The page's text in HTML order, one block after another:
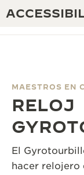
GARANTÍA
THE
INGENIO:
MAESTROS EN
RELOJ
El
hacer relojero